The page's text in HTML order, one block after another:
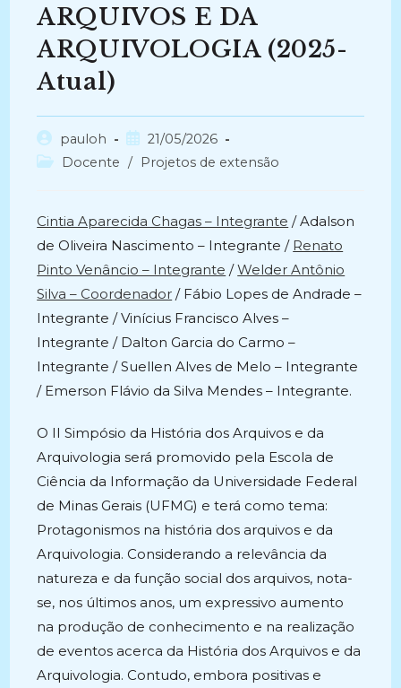
ARQUIVOS E DA
ARQUIVOLOGIA (2025-
Atual)
Autor
do
pauloh
Post
publicado:
21/05/2026
Categoria
Docente / Projetos de extensão
Cintia Aparecida Chagas – Integrante / Adalson
de Oliveira Nascimento – Integrante / Renato
Pinto Venâncio – Integrante /Welder Antônio
Silva – Coordenador / Fábio Lopes de Andrade –
Integrante / Vinícius Francisco Alves –
Integrante / Dalton Garcia do Carmo –
Integrante / Suellen Alves de Melo – Integrante
/ Emerson Flávio da Silva Mendes – Integrante.
O II Simpósio da História dos Arquivos e da
Arquivologia será promovido pela Escola de
Ciência da Informação da Universidade Federal
de Minas Gerais (UFMG) e terá como tema:
Protagonismos na história dos arquivos e da
Arquivologia. Considerando a relevância da
natureza e da função social dos arquivos, nota-
se, nos últimos anos, um expressivo aumento
na produção de conhecimento e na realização
de eventos acerca da História dos Arquivos e da
Arquivologia. Contudo, embora positivas e